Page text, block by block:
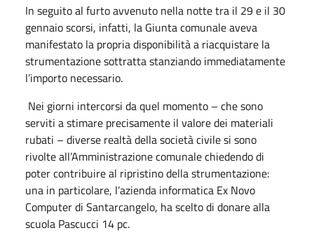
In seguito al furto avvenuto nella notte tra il 29 e il 30
gennaio scorsi, infatti, la Giunta comunale aveva
manifestato la propria disponibilità a riacquistare la
strumentazione sottratta stanziando immediatamente
l’importo necessario.
Nei giorni intercorsi da quel momento – che sono
serviti a stimare precisamente il valore dei materiali
rubati – diverse realtà della società civile si sono
rivolte all’Amministrazione comunale chiedendo di
poter contribuire al ripristino della strumentazione:
una in particolare, l’azienda informatica Ex Novo
Computer di Santarcangelo, ha scelto di donare alla
scuola Pascucci 14 pc.